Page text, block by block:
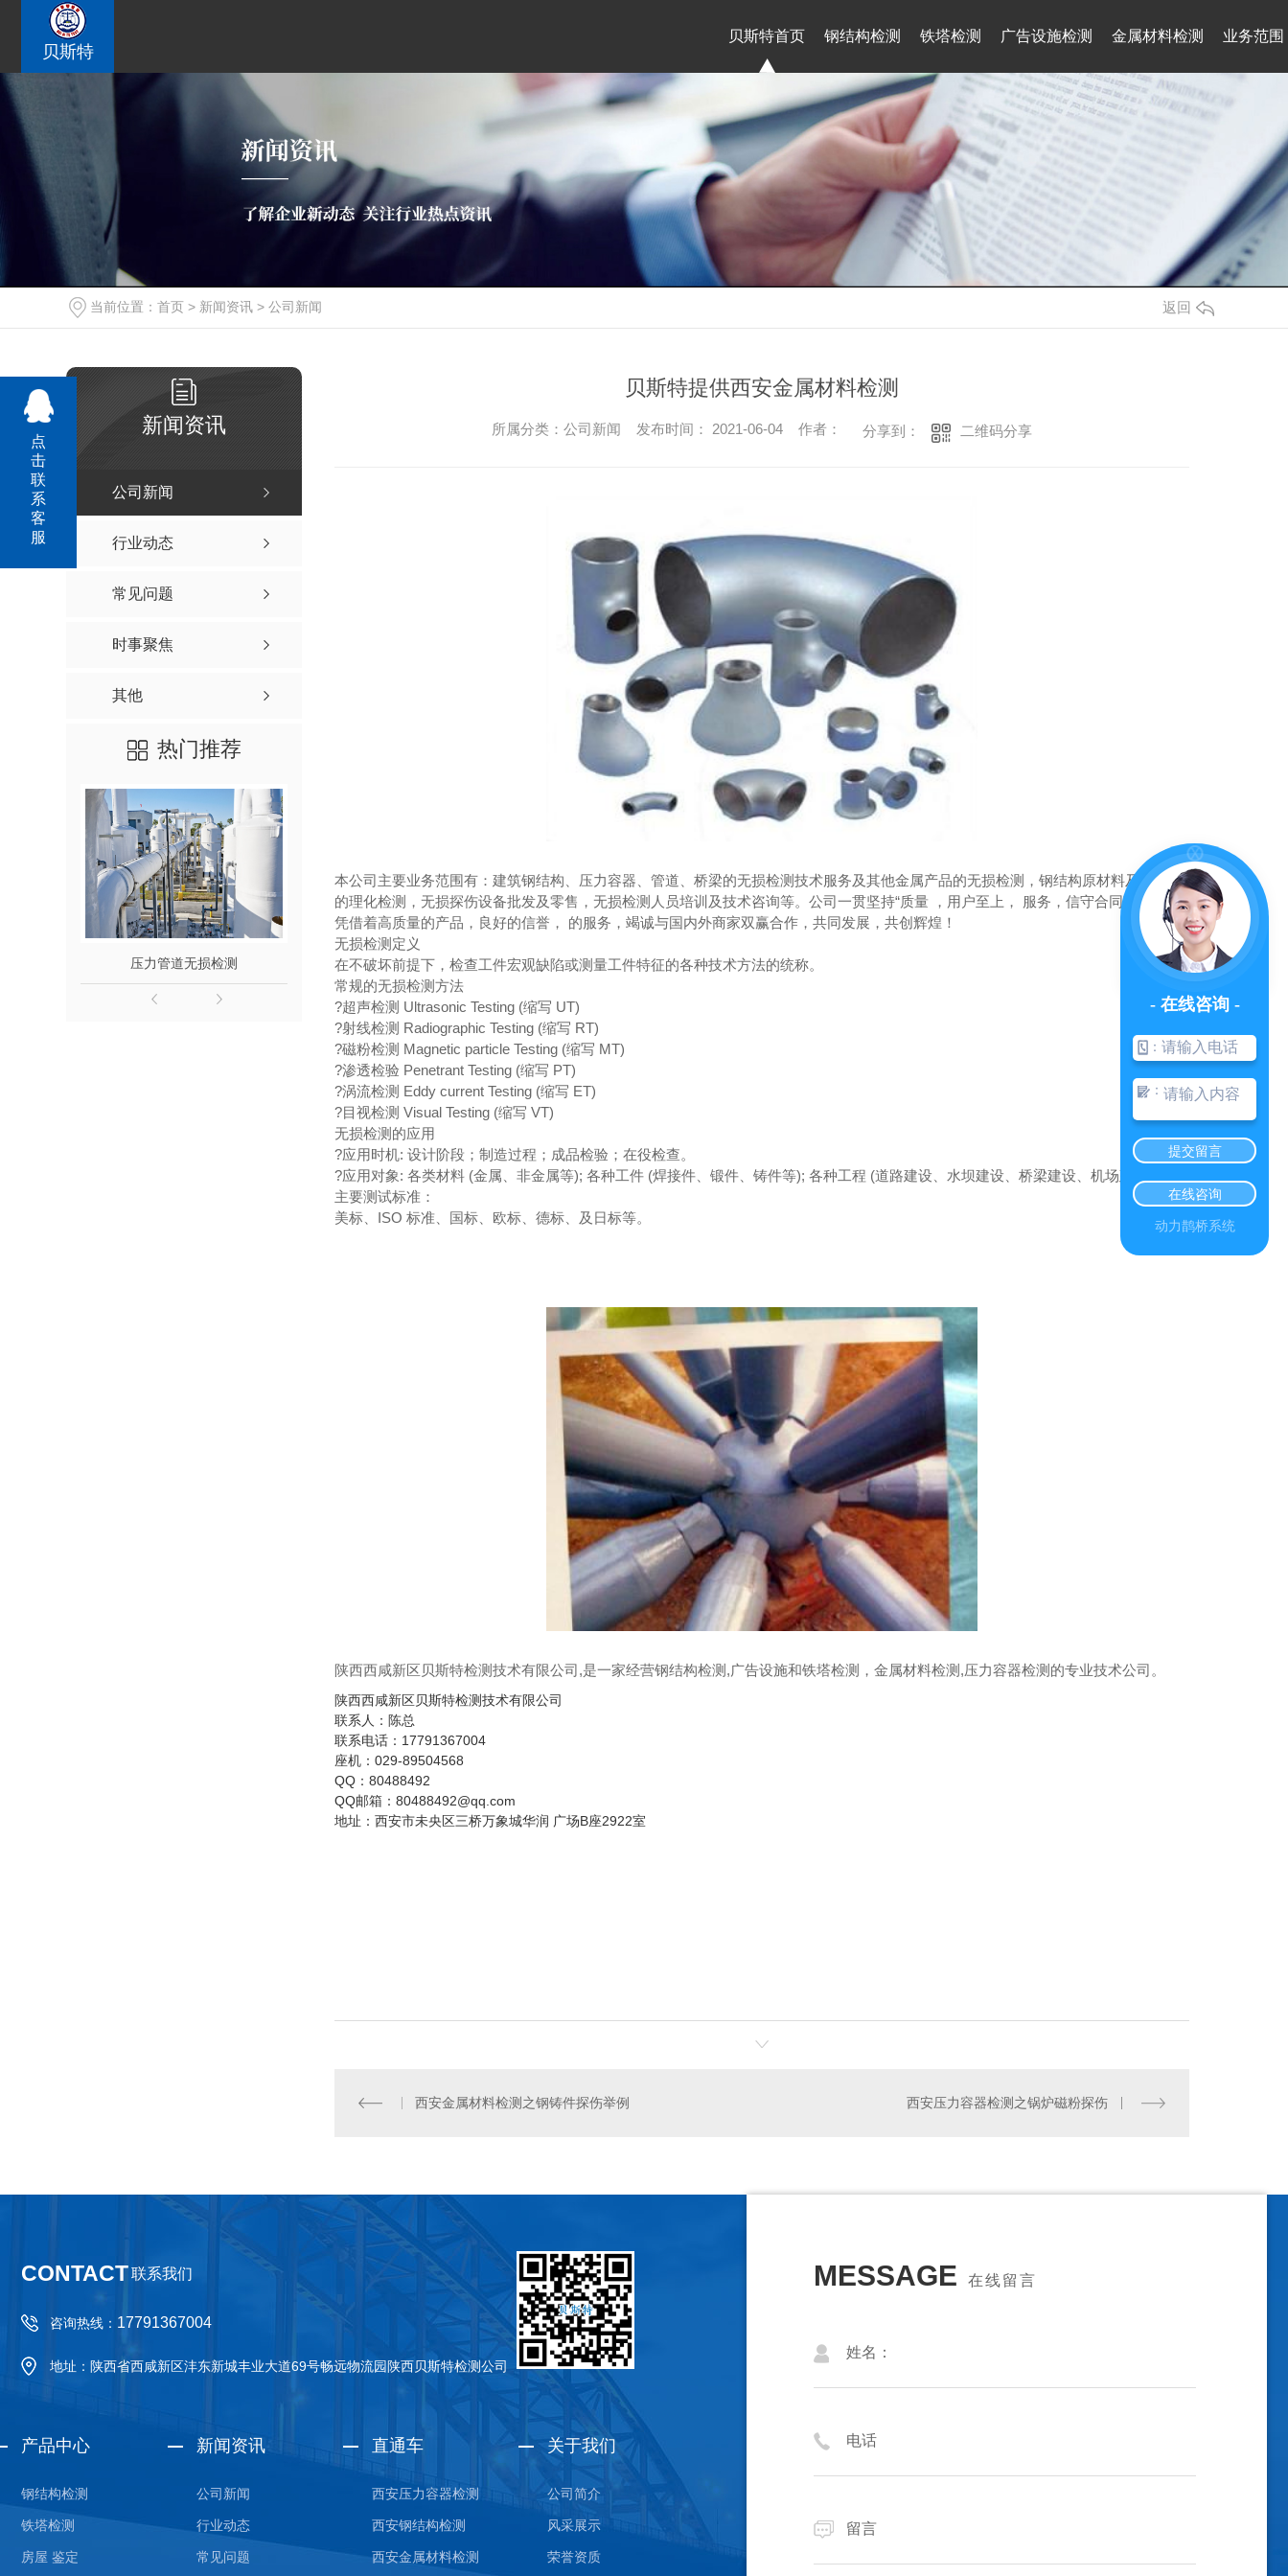
贝斯特
贝斯特首页 钢结构检测 铁塔检测 广告设施检测 金属材料检测 业务范围
经典案例 新闻资讯 关于我们 第三方质量 抽查 联系我们
西安广告设施检测
如何选择靠谱的西安压力容器检测机构？
电 话： 17791367004
邮 箱： 80488492@qq.com
业大道69号畅远物流园陕西贝斯特检
测公司
当前位置： 首页 > 新闻资讯 > 公司新闻 返回
新闻资讯
公司新闻
行业动态
常见问题
时事聚焦
其他
热门推荐
压力管道无损检测 楼顶广告牌检测 钢结构工程质量监督检查
贝斯特提供西安金属材料检测
所属分类：公司新闻 发布时间： 2021-06-04 作者： 分享到： 二维码分享
本公司主要业务范围有：建筑钢结构、压力容器、管道、桥梁的无损检测技术服务及其他金属产品的无损检测，钢结构原材料及零部件
的理化检测，无损探伤设备批发及零售，无损检测人员培训及技术咨询等。公司一贯坚持“质量 ，用户至上， 服务，信守合同”的宗旨，
凭借着高质量的产品，良好的信誉， 的服务，竭诚与国内外商家双赢合作，共同发展，共创辉煌！
无损检测定义
在不破坏前提下，检查工件宏观缺陷或测量工件特征的各种技术方法的统称。
常规的无损检测方法
?超声检测 Ultrasonic Testing (缩写 UT)
?射线检测 Radiographic Testing (缩写 RT)
?磁粉检测 Magnetic particle Testing (缩写 MT)
?渗透检验 Penetrant Testing (缩写 PT)
?涡流检测 Eddy current Testing (缩写 ET)
?目视检测 Visual Testing (缩写 VT)
无损检测的应用
?应用时机: 设计阶段；制造过程；成品检验；在役检查。
?应用对象: 各类材料 (金属、非金属等); 各种工件 (焊接件、锻件、铸件等); 各种工程 (道路建设、水坝建设、桥梁建设、机场建设等)。
主要测试标准：
美标、ISO 标准、国标、欧标、德标、及日标等。
陕西西咸新区贝斯特检测技术有限公司,是一家经营钢结构检测,广告设施和铁塔检测，金属材料检测,压力容器检测的专业技术公司。
陕西西咸新区贝斯特检测技术有限公司
联系人：陈总
联系电话：17791367004
座机：029-89504568
QQ：80488492
QQ邮箱：80488492@qq.com
地址：西安市未央区三桥万象城华润 广场B座2922室
西安金属材料检测之钢铸件探伤举例 西安压力容器检测之锅炉磁粉探伤
CONTACT联系我们
咨询热线： 17791367004
地址：陕西省西咸新区沣东新城丰业大道69号畅远物流园陕西贝斯特检测公司
产品中心
钢结构检测
铁塔检测
房屋 鉴定
新闻资讯
公司新闻
行业动态
常见问题
直通车
西安压力容器检测
西安钢结构检测
西安金属材料检测
关于我们
公司简介
风采展示
荣誉资质
MESSAGE 在线留言
点
击
联
系
客
服
- 在线咨询 -
：
：
提交留言
在线咨询
动力鹊桥系统